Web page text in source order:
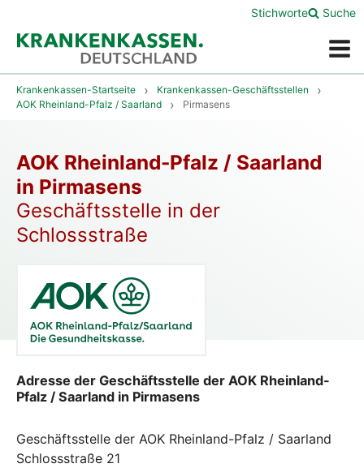
Menü
Stichworte Suche
Krankenkassen-Startseite
Krankenkassen-Geschäftsstellen
AOK Rheinland-Pfalz / Saarland
Pirmasens
AOK Rheinland-Pfalz / Saarland
in Pirmasens
Geschäftsstelle in der
Schlossstraße
Adresse der Geschäftsstelle der AOK Rheinland-
Pfalz / Saarland in Pirmasens
Geschäftsstelle der AOK Rheinland-Pfalz / Saarland
Schlossstraße 21